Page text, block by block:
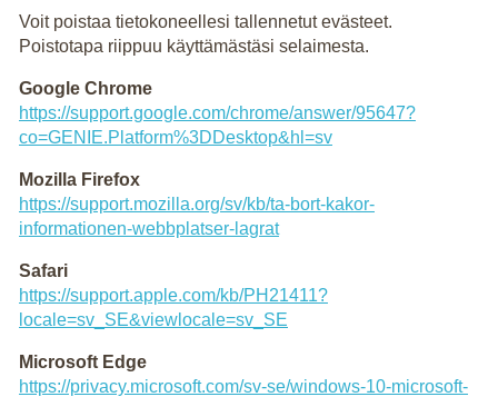
Voit poistaa tietokoneellesi tallennetut evästeet.
Poistotapa riippuu käyttämästäsi selaimesta.
Google Chrome
https://support.google.com/chrome/answer/95647?
co=GENIE.Platform%3DDesktop&hl=sv
Mozilla Firefox
https://support.mozilla.org/sv/kb/ta-bort-kakor-
informationen-webbplatser-lagrat
Safari
https://support.apple.com/kb/PH21411?
locale=sv_SE&viewlocale=sv_SE
Microsoft Edge
https://privacy.microsoft.com/sv-se/windows-10-microsoft-